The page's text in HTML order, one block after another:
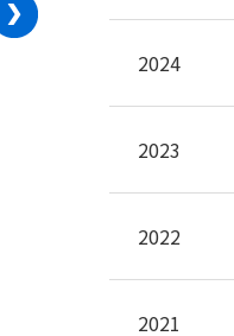
2024
2023
2022
2021